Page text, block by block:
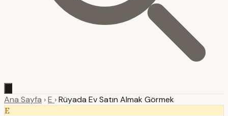
Ana Sayfa ›E ›Rüyada Ev Satın Almak Görmek
E